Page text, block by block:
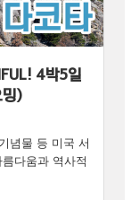
4박5일
)
념물 등 미국 서
다움과 역사적